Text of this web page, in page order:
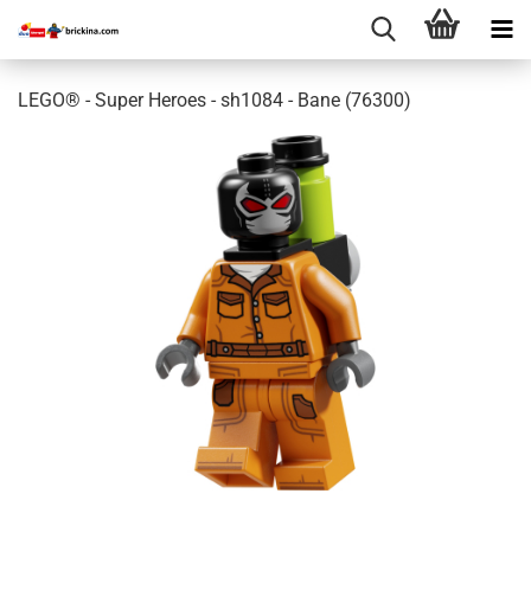
LEGO® - Super Heroes - sh1084 - Bane (76300)